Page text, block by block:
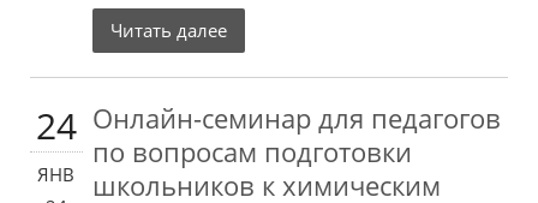
Читать далее
24
ЯНВ
Онлайн-семинар для педагогов
по вопросам подготовки
школьников к химическим